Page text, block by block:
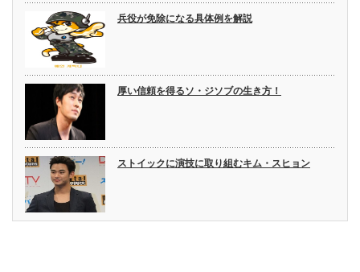
兵役が免除になる具体例を解説
厚い信頼を得るソ・ジソブの生き方！
ストイックに演技に取り組むキム・スヒョン